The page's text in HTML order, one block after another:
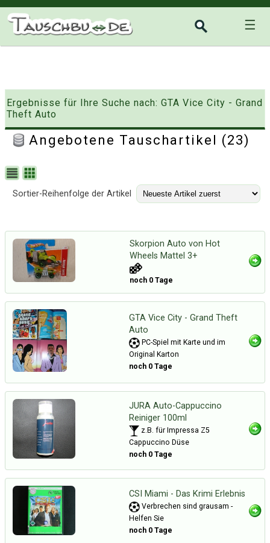
☰
Ergebnisse für Ihre Suche nach: GTA Vice City - Grand
Theft Auto
Angebotene Tauschartikel (23)
Sortier-Reihenfolge der Artikel
Skorpion Auto von Hot
Wheels Mattel 3+
noch 0 Tage
GTA Vice City - Grand Theft
Auto
PC-Spiel mit Karte und im
Original Karton
noch 0 Tage
JURA Auto-Cappuccino
Reiniger 100ml
z.B. für Impressa Z5
Cappuccino Düse
noch 0 Tage
CSI Miami - Das Krimi Erlebnis
Verbrechen sind grausam -
Helfen Sie
noch 0 Tage